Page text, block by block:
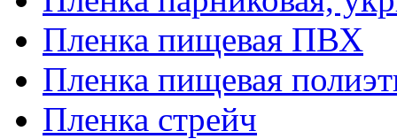
Пленка пищевая ПВХ
Пленка пищевая
Пленка стрейч